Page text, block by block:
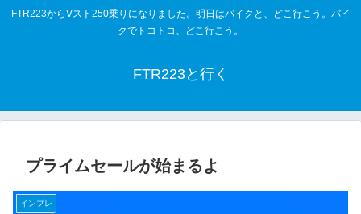
FTR223からVスト250乗りになりました。明日はバイクと、どこ行こう。バイ
クでトコトコ、どこ行こう。
FTR223と行く
プライムセールが始まるよ
インプレ